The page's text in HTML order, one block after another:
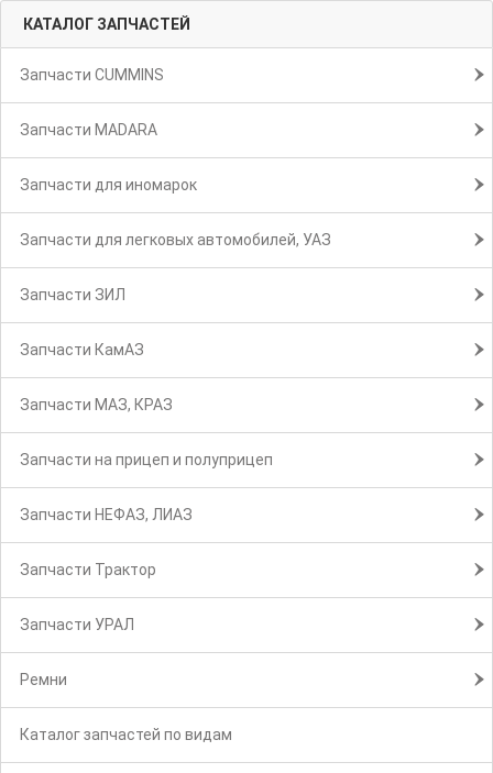
КАТАЛОГ ЗАПЧАСТЕЙ
Запчасти CUMMINS
Запчасти MADARA
Запчасти для иномарок
Запчасти для легковых автомобилей, УАЗ
Запчасти ЗИЛ
Запчасти КамАЗ
Запчасти МАЗ, КРАЗ
Запчасти на прицеп и полуприцеп
Запчасти НЕФАЗ, ЛИАЗ
Запчасти Трактор
Запчасти УРАЛ
Ремни
Каталог запчастей по видам